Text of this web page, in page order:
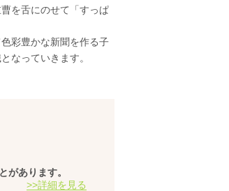
を舌にのせて「すっぱ
彩豊かな新聞を作る子
なっていきます。
があります。
>>詳細を見る